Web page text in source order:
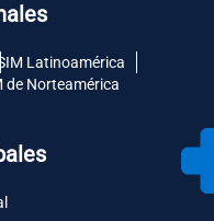
Latinoamérica
de Norteamérica